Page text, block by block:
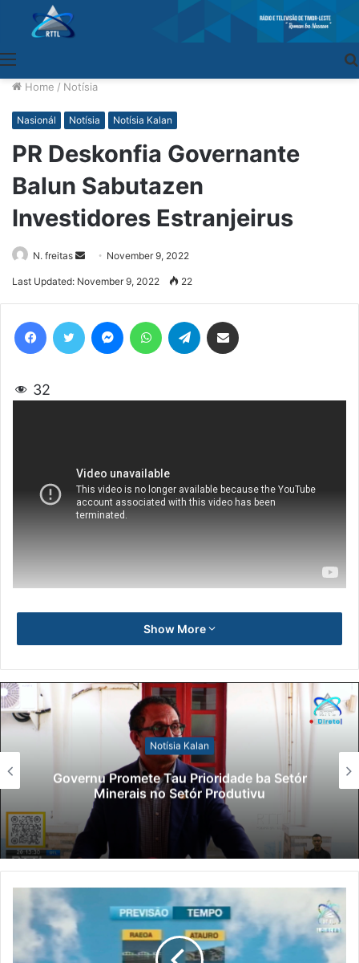
Home / Notísia
Nasionál Notísia Notísia Kalan
PR Deskonfia Governante
Balun Sabutazen
Investidores Estranjeirus
N. freitas
SendNovember 9, 2022
Last Updated: November 9, 2022 22
32
Show More
Notísia Kalan
Governu Promete Tau Prioridade ba Setór
Minerais no Setór Produtivu